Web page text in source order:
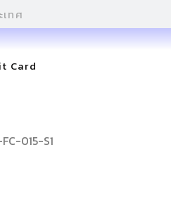
Card
015-S1